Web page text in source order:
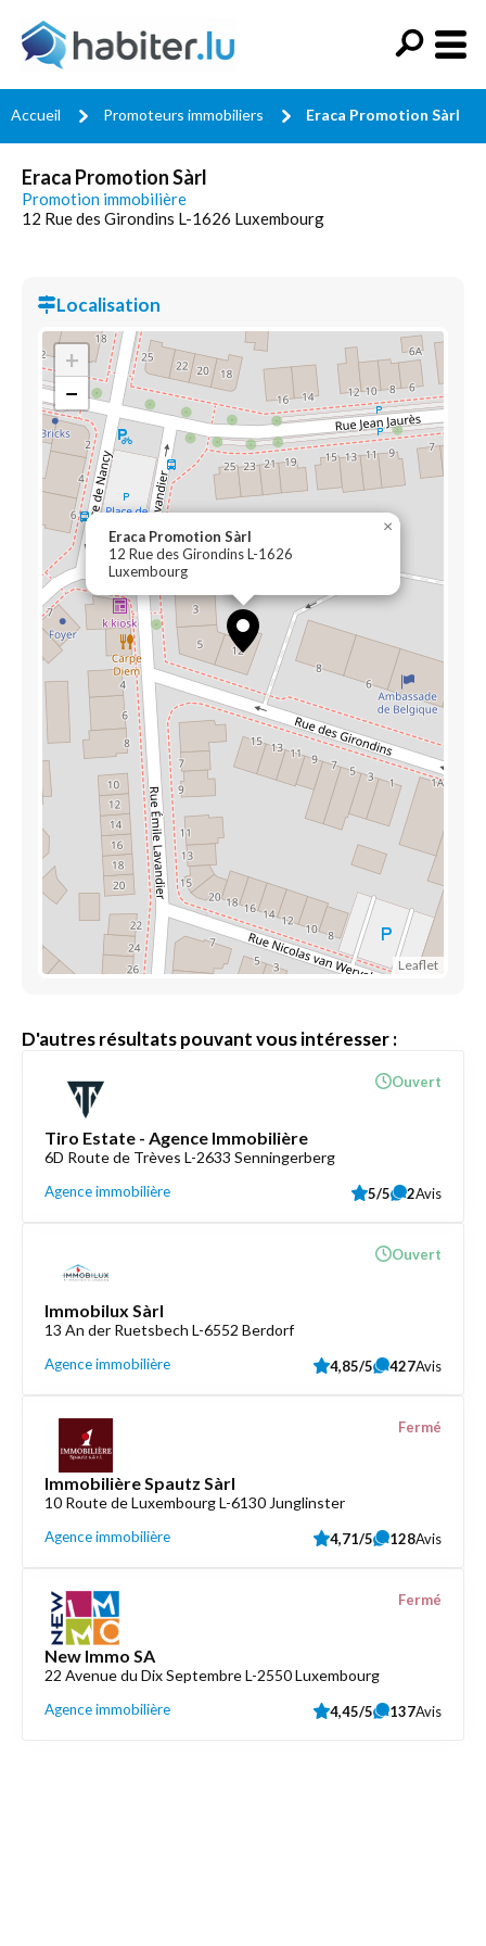
Accueil Promoteurs immobiliers Eraca Promotion Sàrl
Eraca Promotion Sàrl
Promotion immobilière
12 Rue des Girondins L-1626 Luxembourg
Localisation
Eraca Promotion Sàrl
12 Rue des Girondins L-1626
Luxembourg
×
+
−
Leaflet
D'autres résultats pouvant vous intéresser :
Tiro Estate - Agence Immobilière
6D Route de Trèves L-2633 Senningerberg
Agence immobilière
Ouvert
5/5 2Avis
Immobilux Sàrl
13 An der Ruetsbech L-6552 Berdorf
Agence immobilière
Ouvert
4,85/5 427Avis
Immobilière Spautz Sàrl
10 Route de Luxembourg L-6130 Junglinster
Agence immobilière
Fermé
4,71/5 128Avis
New Immo SA
22 Avenue du Dix Septembre L-2550 Luxembourg
Agence immobilière
Fermé
4,45/5 137Avis